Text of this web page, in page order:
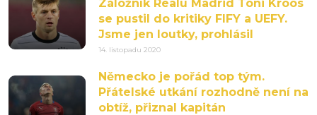
Záložník Realu Madrid Toni Kroos
se pustil do kritiky FIFY a UEFY.
Jsme jen loutky, prohlásil
14. listopadu 2020
Německo je pořád top tým.
Přátelské utkání rozhodně není na
obtíž, přiznal kapitán